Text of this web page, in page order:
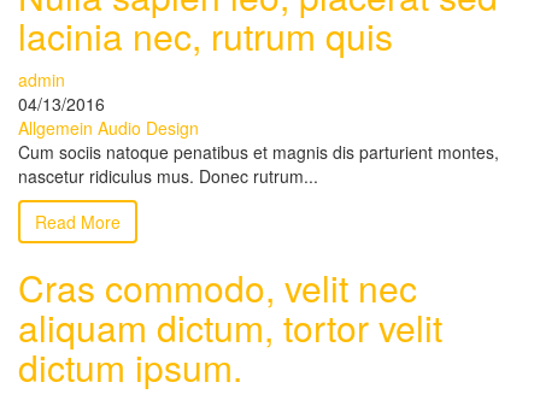
lacinia nec, rutrum quis
admin
04/13/2016
Allgemein Audio Design
Cum sociis natoque penatibus et magnis dis parturient montes,
nascetur ridiculus mus. Donec rutrum...
Read More
Cras commodo, velit nec
aliquam dictum, tortor velit
dictum ipsum.